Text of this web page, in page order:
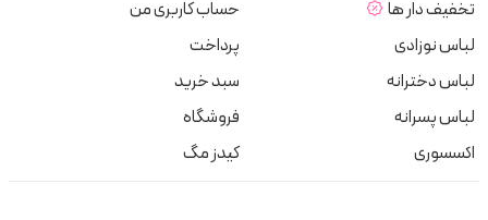
تخفیف دار ها
لباس نوزادی
لباس دخترانه
لباس پسرانه
اکسسوری
حساب کاربری من
پرداخت
سبد خرید
فروشگاه
کیدز مگ